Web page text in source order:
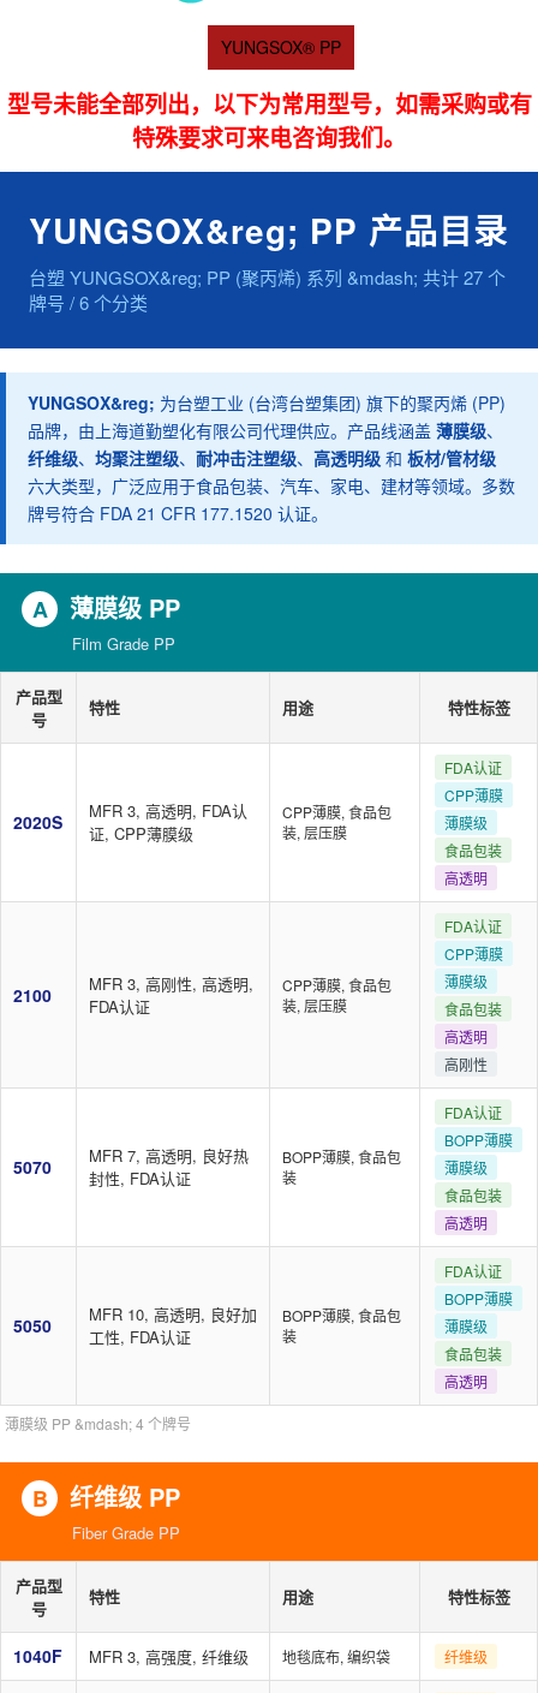
YUNGSOX® PP
型号未能全部列出，以下为常用型号，如需采购或有
特殊要求可来电咨询我们。
YUNGSOX&reg; PP 产品目录
台塑 YUNGSOX&reg; PP (聚丙烯) 系列 &mdash; 共计 27 个
牌号 / 6 个分类
YUNGSOX&reg; 为台塑工业 (台湾台塑集团) 旗下的聚丙烯 (PP)
品牌，由上海道勤塑化有限公司代理供应。产品线涵盖 薄膜级、
纤维级、 均聚注塑级、 耐冲击注塑级、 高透明级 和 板材/管材级
六大类型，广泛应用于食品包装、汽车、家电、建材等领域。多数
牌号符合 FDA 21 CFR 177.1520 认证。
A 薄膜级 PP
Film Grade PP
产品型
号
特性 用途 特性标签
2020S
MFR 3, 高透明, FDA认
证, CPP薄膜级
CPP薄膜, 食品包
装, 层压膜
FDA认证
CPP薄膜
薄膜级
食品包装
高透明
2100
MFR 3, 高刚性, 高透明,
FDA认证
CPP薄膜, 食品包
装, 层压膜
FDA认证
CPP薄膜
薄膜级
食品包装
高透明
高刚性
5070
MFR 7, 高透明, 良好热
封性, FDA认证
BOPP薄膜, 食品包
装
FDA认证
BOPP薄膜
薄膜级
食品包装
高透明
5050
MFR 10, 高透明, 良好加
工性, FDA认证
BOPP薄膜, 食品包
装
FDA认证
BOPP薄膜
薄膜级
食品包装
高透明
薄膜级 PP &mdash; 4 个牌号
B 纤维级 PP
Fiber Grade PP
产品型
号
特性 用途 特性标签
1040F MFR 3, 高强度, 纤维级 地毯底布, 编织袋 纤维级